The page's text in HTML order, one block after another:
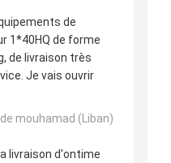
de
1*40HQ de forme
de livraison très
Je vais ouvrir
mouhamad (Liban)
livraison d'ontime